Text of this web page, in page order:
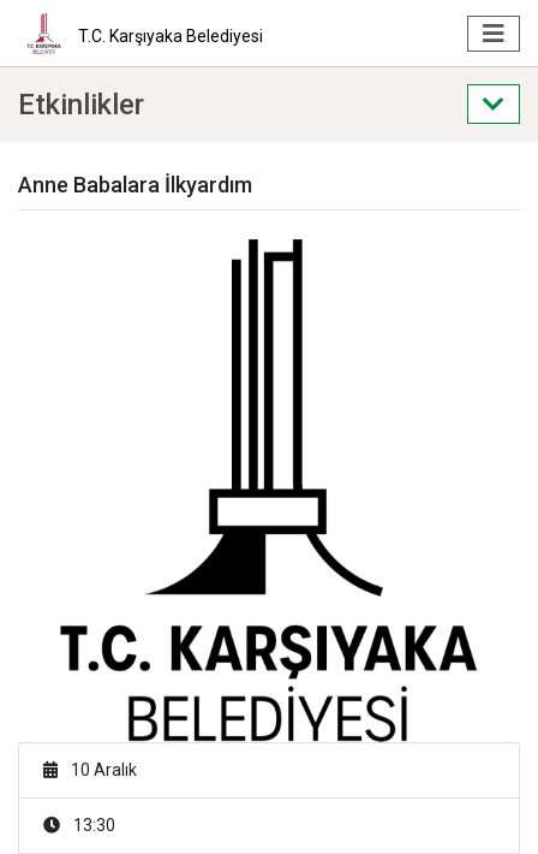
T.C. Karşıyaka Belediyesi
Etkinlikler
Anne Babalara İlkyardım
10 Aralık
13:30